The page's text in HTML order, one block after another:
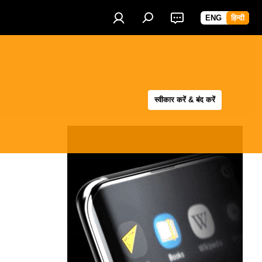
ENG हिन्दी
स्वीकार करें & बंद करें